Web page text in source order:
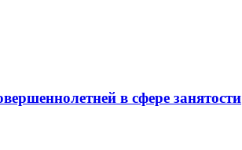
в сфере занятости